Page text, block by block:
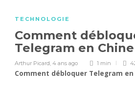
TECHNOLOGIE
Comment
Telegram en Chine
Arthur Picard, 4 ans ago 1 min
Comment débloquer Telegram en